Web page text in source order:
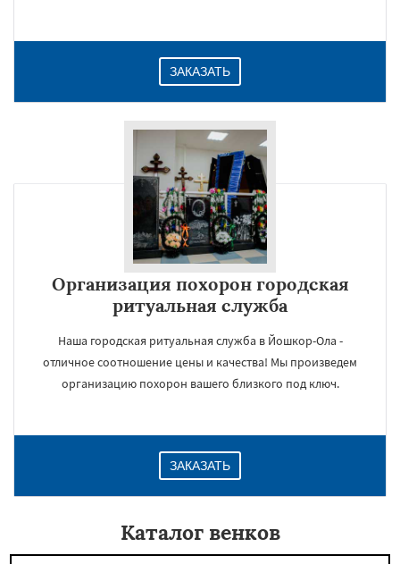
ЗАКАЗАТЬ
Организация похорон городская
ритуальная служба
Наша городская ритуальная служба в Йошкор-Ола -
отличное соотношение цены и качества! Мы произведем
организацию похорон вашего близкого под ключ.
ЗАКАЗАТЬ
Каталог венков